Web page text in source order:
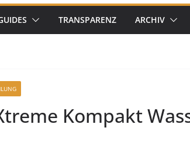
TRANSPARENZ ARCHIV
Kompakt